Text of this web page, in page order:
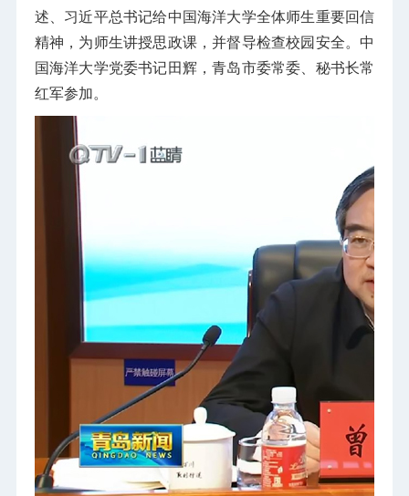
述、习近平总书记给中国海洋大学全体师生重要回信
精神，为师生讲授思政课，并督导检查校园安全。中
国海洋大学党委书记田辉，青岛市委常委、秘书长常
红军参加。